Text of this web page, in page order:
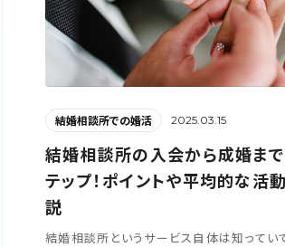
結婚相談所での婚活 2025.03.15
結婚相談所の入会から成婚ま
テップ！ポイントや平均的な活
説
結婚相談所というサービス自体は知ってい